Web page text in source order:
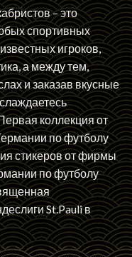
– это
спортивных
игроков,
а между тем,
и заказав вкусные
коллекция от
по футболу
стикеров от фирмы
по футболу
St.Pauli в